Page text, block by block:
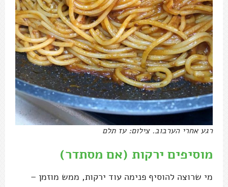
רגע אחרי הערבוב. צילום: עז תלם
מוסיפים ירקות (אם מסתדר)
מי שרוצה להוסיף פנימה עוד ירקות, ממש מוזמן –